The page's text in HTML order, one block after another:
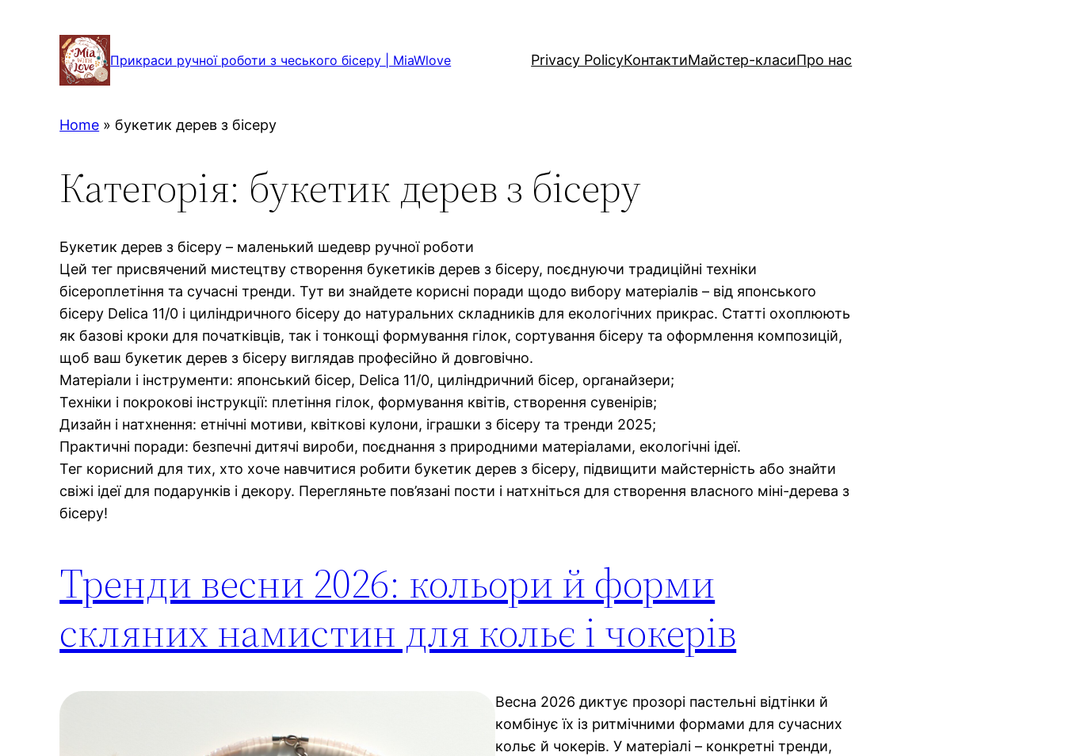
Прикраси ручної роботи з чеського бісеру | MiaWlove Privacy PolicyКонтактиМайстер-класиПро нас
Home » букетик дерев з бісеру
Категорія: букетик дерев з бісеру
Букетик дерев з бісеру – маленький шедевр ручної роботи
Цей тег присвячений мистецтву створення букетиків дерев з бісеру, поєднуючи традиційні техніки
бісероплетіння та сучасні тренди. Тут ви знайдете корисні поради щодо вибору матеріалів – від японського
бісеру Delica 11/0 і циліндричного бісеру до натуральних складників для екологічних прикрас. Статті охоплюють
як базові кроки для початківців, так і тонкощі формування гілок, сортування бісеру та оформлення композицій,
щоб ваш букетик дерев з бісеру виглядав професійно й довговічно.
Матеріали і інструменти: японський бісер, Delica 11/0, циліндричний бісер, органайзери;
Техніки і покрокові інструкції: плетіння гілок, формування квітів, створення сувенірів;
Дизайн і натхнення: етнічні мотиви, квіткові кулони, іграшки з бісеру та тренди 2025;
Практичні поради: безпечні дитячі вироби, поєднання з природними матеріалами, екологічні ідеї.
Тег корисний для тих, хто хоче навчитися робити букетик дерев з бісеру, підвищити майстерність або знайти
свіжі ідеї для подарунків і декору. Перегляньте пов’язані пости і натхніться для створення власного міні-дерева з
бісеру!
Тренди весни 2026: кольори й форми
скляних намистин для кольє і чокерів
Весна 2026 диктує прозорі пастельні відтінки й
комбінує їх із ритмічними формами для сучасних
кольє й чокерів. У матеріалі – конкретні тренди,